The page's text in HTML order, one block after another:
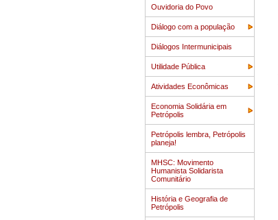
Ouvidoria do Povo
Diálogo com a população
Diálogos Intermunicipais
Utilidade Pública
Atividades Econômicas
Economia Solidária em
Petrópolis
Petrópolis lembra, Petrópolis
planeja!
MHSC: Movimento
Humanista Solidarista
Comunitário
História e Geografia de
Petrópolis